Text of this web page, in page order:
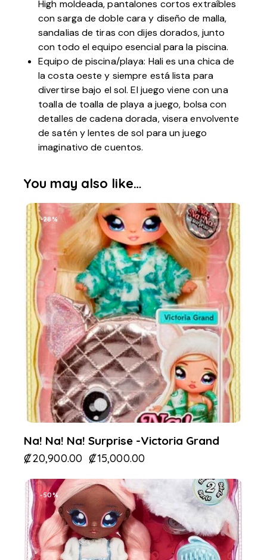
High moldeada, pantalones cortos extraíbles
con sarga de doble cara y diseño de malla,
sandalias de tiras con dijes dorados, junto
con todo el equipo esencial para la piscina.
Equipo de piscina/playa: Hali es una chica de
la costa oeste y siempre está lista para
divertirse bajo el sol. El juego viene con una
toalla de toalla de playa a juego, bolsa con
detalles de cadena dorada, visera envolvente
de satén y lentes de sol para un juego
imaginativo de cuentos.
You may also like…
-28%
Na! Na! Na! Surprise -Victoria Grand
₡20,900.00 ₡15,000.00
-50%